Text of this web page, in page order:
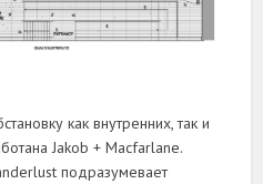
как внутренних, так и
Jakob + Macfarlane.
подразумевает